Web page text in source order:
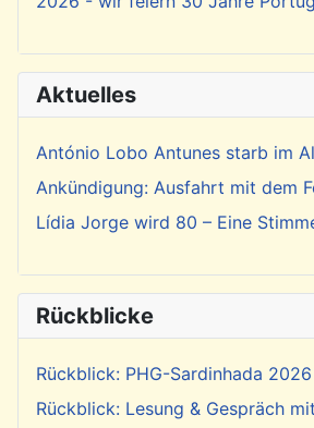
Aktuelles
António Lobo Antunes starb im
Ankündigung: Ausfahrt mit dem
Lídia Jorge wird 80 – Eine
Rückblicke
Rückblick: PHG-Sardinhada 2026
Rückblick: Lesung & Gespräch